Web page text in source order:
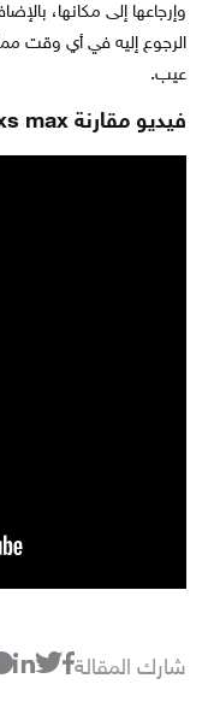
وإرجاعها إلى مكانها،
الرجوع إليه في أي وقت
عيب.
فيديو مقارنة iphone 11 vs iphone xs max
شارك المقالة